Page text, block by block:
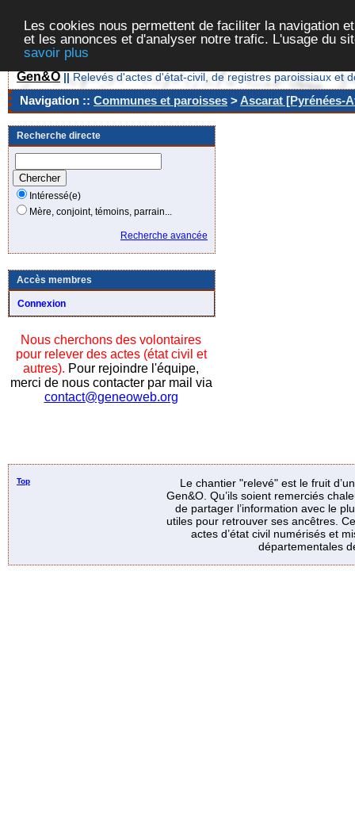
Les cookies nous permettent de faciliter la navigation
et les annonces et d'analyser notre trafic. L'usage du
savoir plus
Gen&O || Relevés d'actes d'état-civil, de registres paroissiaux et
Navigation :: Communes et paroisses >Ascarat [Pyrénées-
Recherche directe
Intéressé(e)
Mère, conjoint, témoins, parrain...
Recherche avancée
Accès membres
Connexion
Nous cherchons des volontaires
pour relever des actes (état civil et
autres). Pour rejoindre l'équipe,
merci de nous contacter par mail via
contact@geneoweb.org
Top
Le chantier "relevé" est le fruit
Gen&O. Qu’ils soient remerciés
de partager l’information avec le
utiles pour retrouver ses ancêtres.
actes d’état civil numérisés et
départementales